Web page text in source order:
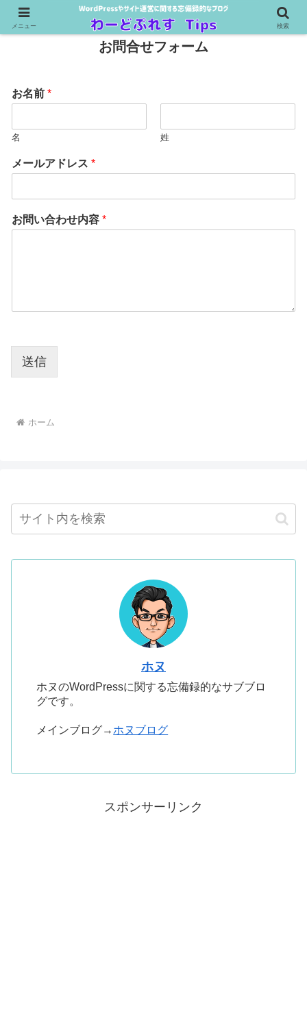
お問合せフォーム
お名前 *
名 姓
メールアドレス *
お問い合わせ内容 *
送信
ホーム
ホヌ
ホヌのWordPressに関する忘備録的なサブブロ
グです。
メインブログ→ ホヌブログ
スポンサーリンク
メニュー 検索